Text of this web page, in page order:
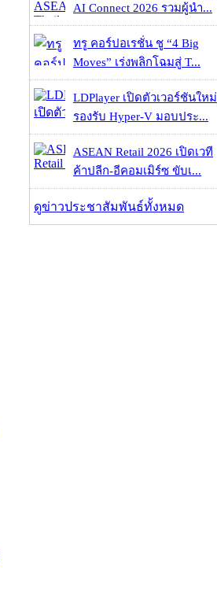
AI Connect 2026 รวมผู้นำ...
ทรู คอร์ปอเรชั่น ชู “4 Big
Moves” เร่งพลิกโฉมสู่ T...
LDPlayer เปิดตัวเวอร์ชันใหม่
รองรับ Hyper-V มอบประ...
ASEAN Retail 2026 เปิดเวที
ค้าปลีก-อีคอมเมิร์ซ ขับเ...
ดูข่าวประชาสัมพันธ์ทั้งหมด